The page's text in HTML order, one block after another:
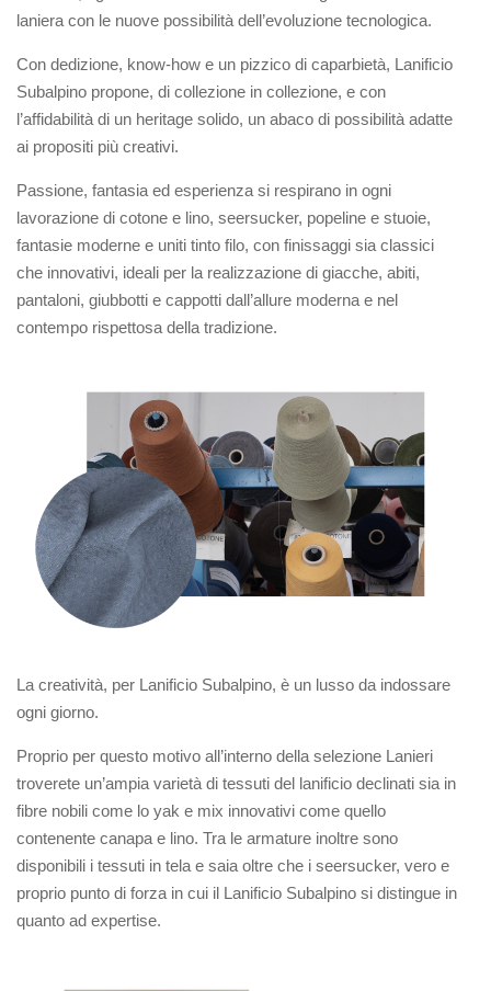
laniera con le nuove possibilità dell’evoluzione tecnologica.
Con dedizione, know-how e un pizzico di caparbietà, Lanificio
Subalpino propone, di collezione in collezione, e con
l’affidabilità di un heritage solido, un abaco di possibilità adatte
ai propositi più creativi.
Passione, fantasia ed esperienza si respirano in ogni
lavorazione di cotone e lino, seersucker, popeline e stuoie,
fantasie moderne e uniti tinto filo, con finissaggi sia classici
che innovativi, ideali per la realizzazione di giacche, abiti,
pantaloni, giubbotti e cappotti dall’allure moderna e nel
contempo rispettosa della tradizione.
La creatività, per Lanificio Subalpino, è un lusso da indossare
ogni giorno.
Proprio per questo motivo all’interno della selezione Lanieri
troverete un’ampia varietà di tessuti del lanificio declinati sia in
fibre nobili come lo yak e mix innovativi come quello
contenente canapa e lino. Tra le armature inoltre sono
disponibili i tessuti in tela e saia oltre che i seersucker, vero e
proprio punto di forza in cui il Lanificio Subalpino si distingue in
quanto ad expertise.